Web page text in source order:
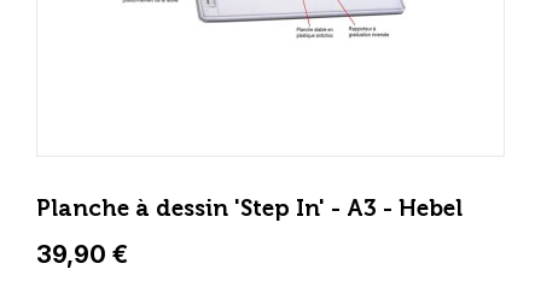
Planche à dessin 'Step In' - A3 - Hebel
39,90 €